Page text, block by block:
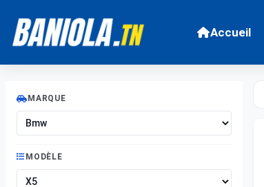
Accueil
MARQUE
MODÈLE